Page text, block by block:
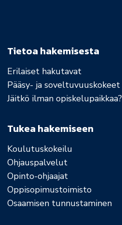
Tietoa hakemisesta
Erilaiset hakutavat
Pääsy- ja soveltuvuuskokeet
Jäitkö ilman opiskelupaikkaa?
Tukea hakemiseen
Koulutuskokeilu
Ohjauspalvelut
Opinto-ohjaajat
Oppisopimustoimisto
Osaamisen tunnustaminen